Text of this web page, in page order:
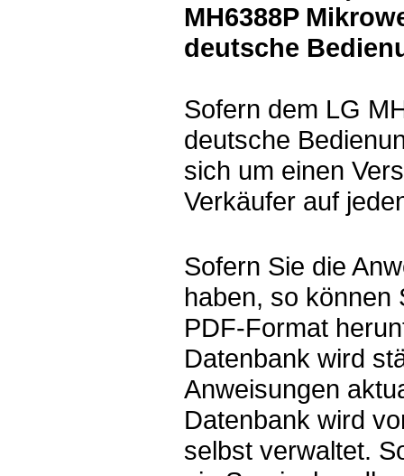
MH6388P
deutsche
Sofern dem LG
deutsche
sich um einen
Verkäufer auf
Sofern Sie die
haben, so können
PDF-Format
Datenbank wird
Anweisungen
Datenbank wird
selbst verwaltet.